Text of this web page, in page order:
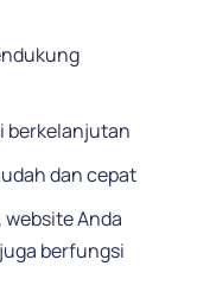
berkelanjutan
dan cepat
Anda
berfungsi